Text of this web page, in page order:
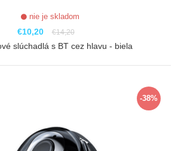
nie je skladom
€10,20 €14,20
slúchadlá s BT cez hlavu - biela
-38%